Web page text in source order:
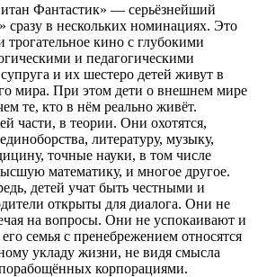
Фантастик» — серьёзнейший
сразу в нескольких номинациях. Это
трогательное кино с глубокими
и педагогическими
и их шестеро детей живут в
мира. При этом дети о внешнем мире
те, кто в нём реально живёт.
части, в теории. Они охотятся,
литературу, музыку,
точные науки, в том числе
математику, и многое другое.
детей учат быть честными и
открыты для диалога. Они не
на вопросы. Они не успокаивают и
семья с пренебрежением относятся
укладу жизни, не видя смысла
корпорациями.